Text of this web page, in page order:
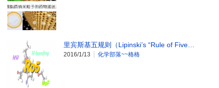
里宾斯基五规则（Lipinski’s “Rule of Five…
2016/1/13 化学部落~~格格